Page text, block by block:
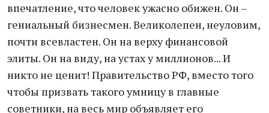
впечатление, что человек ужасно обижен. Он –
гениальный бизнесмен. Великолепен, неуловим,
почти всевластен. Он на верху финансовой
элиты. Он на виду, на устах у миллионов... И
никто не ценит! Правительство РФ, вместо того
чтобы призвать такого умницу в главные
советники, на весь мир объявляет его